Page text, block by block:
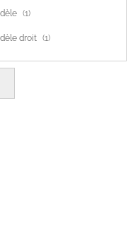
1item
droit 1item